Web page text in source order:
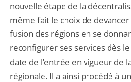
nouvelle étape de la
même fait le choix de
fusion des régions en se
reconfigurer ses services dès le
date de l’entrée en vigueur de
régionale. Il a ainsi procédé à